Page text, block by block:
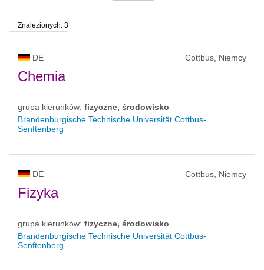
status uczelni
Znalezionych: 3
DE Cottbus, Niemcy
Chemia
grupa kierunków: fizyczne, środowisko
Brandenburgische Technische Universität Cottbus-
Senftenberg
DE Cottbus, Niemcy
Fizyka
grupa kierunków: fizyczne, środowisko
Brandenburgische Technische Universität Cottbus-
Senftenberg